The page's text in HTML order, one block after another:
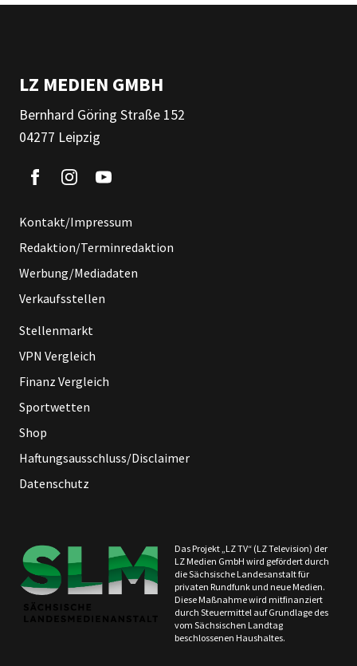
LZ MEDIEN GMBH
Bernhard Göring Straße 152
04277 Leipzig
Kontakt/Impressum
Redaktion/Terminredaktion
Werbung/Mediadaten
Verkaufsstellen
Stellenmarkt
VPN Vergleich
Finanz Vergleich
Sportwetten
Shop
Haftungsausschluss/Disclaimer
Datenschutz
Das Projekt „LZ TV“ (LZ Television) der
LZ Medien GmbH wird gefördert durch
die Sächsische Landesanstalt für
privaten Rundfunk und neue Medien.
Diese Maßnahme wird mitfinanziert
durch Steuermittel auf Grundlage des
vom Sächsischen Landtag
beschlossenen Haushaltes.